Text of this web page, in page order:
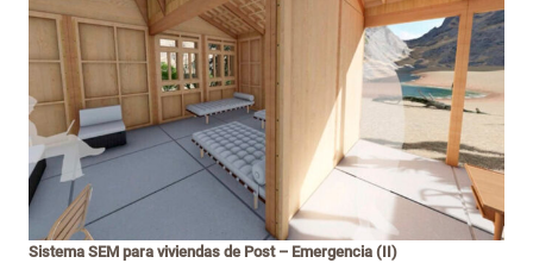
Sistema SEM para viviendas de Post – Emergencia (II)